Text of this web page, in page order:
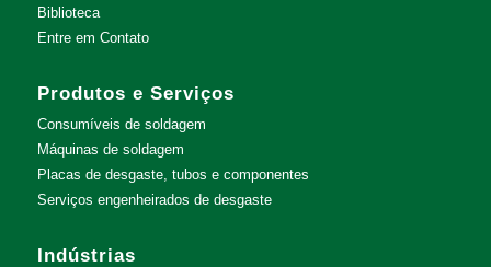
Biblioteca
Entre em Contato
Produtos e Serviços
Consumíveis de soldagem
Máquinas de soldagem
Placas de desgaste, tubos e componentes
Serviços engenheirados de desgaste
Indústrias